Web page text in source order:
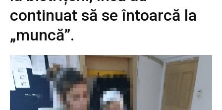
continuat să se întoarcă la
„muncă”.